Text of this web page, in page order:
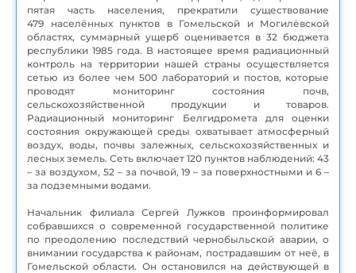
пятая часть населения, прекратили существование
479 населённых пунктов в Гомельской и Могилёвской
областях, суммарный ущерб оценивается в 32 бюджета
республики 1985 года. В настоящее время радиационный
контроль на территории нашей страны осуществляется
сетью из более чем 500 лабораторий и постов, которые
проводят мониторинг состояния почв,
сельскохозяйственной продукции и товаров.
Радиационный мониторинг Белгидромета для оценки
состояния окружающей среды охватывает атмосферный
воздух, воды, почвы залежных, сельскохозяйственных и
лесных земель. Сеть включает 120 пунктов наблюдений: 43
– за воздухом, 52 – за почвой, 19 – за поверхностными и 6 –
за подземными водами.
Начальник филиала Сергей Лужков проинформировал
собравшихся о современной государственной политике
по преодолению последствий чернобыльской аварии, о
внимании государства к районам, пострадавшим от неё, в
Гомельской области. Он остановился на действующей в